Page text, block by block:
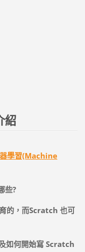
紹
學習(Machine
些?
的，而Scratch 也可
如何開始寫Scratch